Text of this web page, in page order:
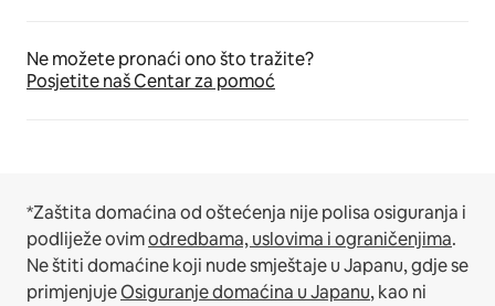
Ne možete pronaći ono što tražite?
Posjetite naš Centar za pomoć
*Zaštita domaćina od oštećenja nije polisa osiguranja i
podliježe ovimodredbama, uslovima i ograničenjima.
Ne štiti domaćine koji nude smještaje u Japanu, gdje se
primjenjujeOsiguranje domaćina u Japanu, kao ni